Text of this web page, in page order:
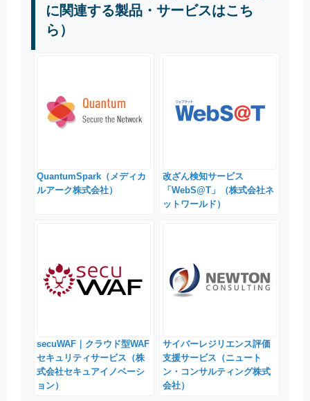
に関連する製品・サービスはこち
ら）
QuantumSpark（メディカ
ルアーク株式会社）
改ざん検知サービス
「WebS@T」（株式会社ネ
ットワールド）
secuWAF｜クラウド型WAF
セキュリティサービス（株
式会社セキュアイノベーシ
ョン）
サイバーレジリエンス評価
支援サービス（ニュート
ン・コンサルティング株式
会社）